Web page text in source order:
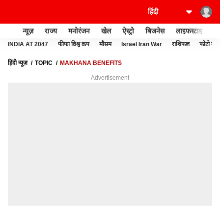
न्यूज़ राज्य मनोरंजन खेल ऐस्ट्रो बिजनेस लाइफस्टाइल
INDIA AT 2047 फीफा विश्व कप मौसम Israel Iran War राशिफल फोटो
हिंदी न्यूज़ TOPIC MAKHANA BENEFITS
Advertisement